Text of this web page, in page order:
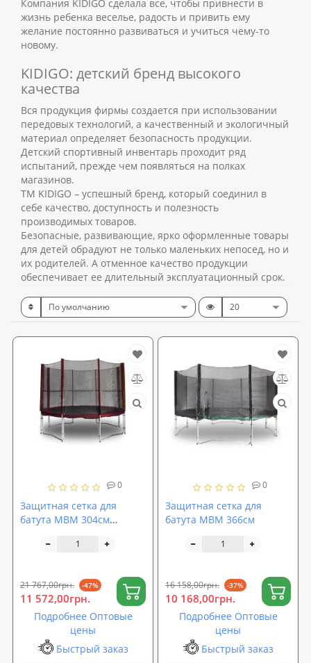
Компания KIDIGO сделала все, чтобы привнести в
жизнь ребенка веселье, радость и привить ему
желание постоянно развиваться и учиться чему-то
новому.
KIDIGO: детский бренд высокого
качества
Вся продукция фирмы создается при использовании
передовых технологий, а качественный и экологичный
материал определяет безопасность продукции.
Детский спортивный инвентарь проходит ряд
испытаний, прежде чем появляться на полках
магазинов.
ТМ KIDIGO – успешный бренд, который соединил в
себе качество, доступность и полезность
производимых товаров.
Безопасные, развивающие, ярко оформленные товары
для детей обрадуют не только маленьких непосед, но и
их родителей. А отменное качество продукции
обеспечивает ее длительный эксплуатационный срок.
0
Защитная сетка для
батута MBM 304см
21 767,00грн. -47%
11 572,00грн.
Подробнее Оптовые
цены
Быстрый заказ
0
Защитная сетка для
батута MBM 366см
16 158,00грн. -37%
10 168,00грн.
Подробнее Оптовые
цены
Быстрый заказ